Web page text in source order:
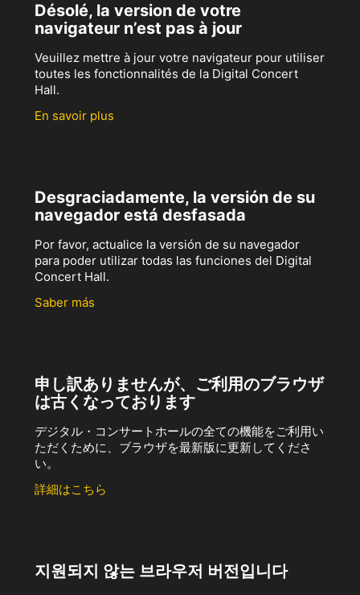
Désolé, la version de votre
navigateur n’est pas à jour
Veuillez mettre à jour votre navigateur pour utiliser
toutes les fonctionnalités de la Digital Concert
Hall.
En savoir plus
Desgraciadamente, la versión de su
navegador está desfasada
Por favor, actualice la versión de su navegador
para poder utilizar todas las funciones del Digital
Concert Hall.
Saber más
申し訳ありませんが、ご利用のブラウザ
は古くなっております
デジタル・コンサートホールの全ての機能をご利用い
ただくために、ブラウザを最新版に更新してくださ
い。
詳細はこちら
지원되지 않는 브라우저 버전입니다